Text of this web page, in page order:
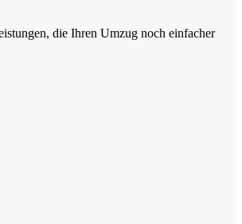
die Ihren Umzug noch einfacher